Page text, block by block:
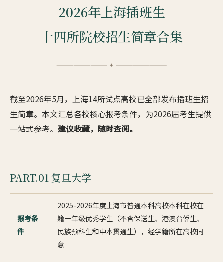
2026年上海插班生
十四所院校招生简章合集
————————— ✦ —————————
截至2026年5月，上海14所试点高校已全部发布插班生招
生简章。本文汇总各校核心报考条件，为2026届考生提供
一站式参考。 建议收藏，随时查阅。
PART.01 复旦大学
报考条
件
2025-2026年度上海市普通本科高校本科在校在
籍一年级优秀学生（不含保送生、港澳台侨生、
民族预科生和中本贯通生），经学籍所在高校同
意